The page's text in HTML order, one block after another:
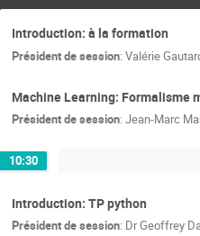
Introduction: à la formation
Président de session: Valérie
Machine Learning: Formalisme
Président de session: Jean-Marc
10:30
Introduction: TP python
Président de session: DrGeoffrey